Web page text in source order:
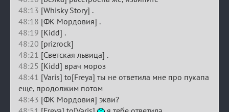
48:13 [Whisky Story] .
48:18 [ФК Мордовия] .
48:19 [Kidd] .
48:20 [prizrock]
48:21 [Светская львица] .
48:25 [Kidd] врач мороз
48:41 [Varis] to[Freya] ты не ответила мне про пукапа
еще, продолжим потом
48:43 [ФК Мордовия] экви?